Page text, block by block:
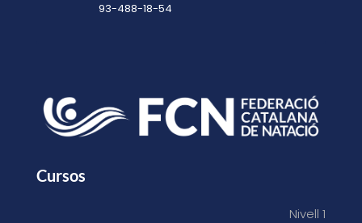
93-488-18-54
Cursos
Nivell 1